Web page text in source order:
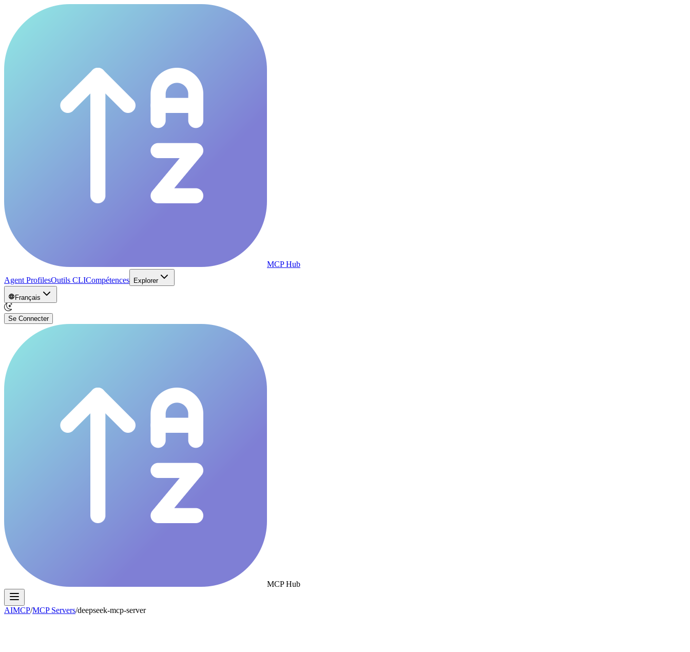
MCP Hub
Agent ProfilesOutils CLICompétences Explorer
Français
Se Connecter
MCP Hub
AIMCP/MCP Servers/deepseek-mcp-server